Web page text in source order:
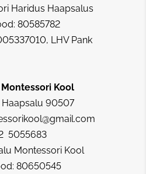
Haridus Haapsalus
80585782
LHV Pank
Kool
Haapsalu 90507
5055683
Montessori Kool
80650545